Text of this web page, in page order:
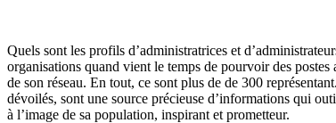
Quels sont les profils d’administratrices et
organisations quand vient le temps de pourvoir des
de son réseau. En tout, ce sont plus de de 300
dévoilés, sont une source précieuse d’informations qui
à l’image de sa population, inspirant et prometteur.